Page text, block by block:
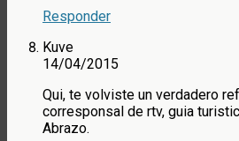
Responder
Kuve
14/04/2015
Qui, te volviste un verdadero
corresponsal de rtv, guia
Abrazo.